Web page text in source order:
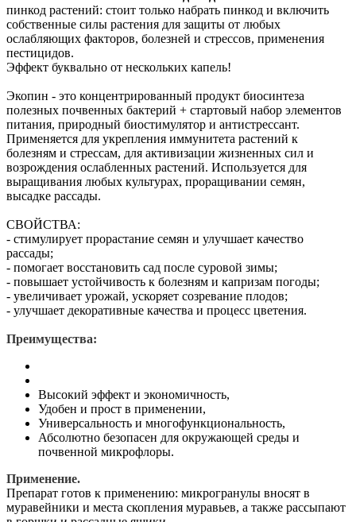
пинкод растений: стоит только набрать пинкод и включить
собственные силы растения для защиты от любых
ослабляющих факторов, болезней и стрессов, применения
пестицидов.
Эффект буквально от нескольких капель!
Экопин - это концентрированный продукт биосинтеза
полезных почвенных бактерий + стартовый набор элементов
питания, природный биостимулятор и антистрессант.
Применяется для укрепления иммунитета растений к
болезням и стрессам, для активизации жизненных сил и
возрождения ослабленных растений. Используется для
выращивания любых культурах, проращивании семян,
высадке рассады.
СВОЙСТВА:
- стимулирует прорастание семян и улучшает качество
рассады;
- помогает восстановить сад после суровой зимы;
- повышает устойчивость к болезням и капризам погоды;
- увеличивает урожай, ускоряет созревание плодов;
- улучшает декоративные качества и процесс цветения.
Преимущества:
Высокий эффект и экономичность,
Удобен и прост в применении,
Универсальность и многофункциональность,
Абсолютно безопасен для окружающей среды и
почвенной микрофлоры.
Применение.
Препарат готов к применению: микрогранулы вносят в
муравейники и места скопления муравьев, а также рассыпают